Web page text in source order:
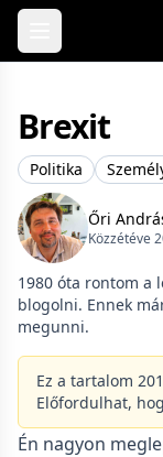
Skip to content
Brexit
Politika
Őri
Közzétéve
1980 óta rontom a
blogolni. Ennek
megunni.
Ez a tartalom
Előfordulhat,
Én nagyon